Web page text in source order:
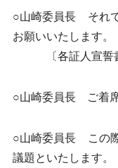
○山崎委員長 それ
お願いいたします。
〔各証人宣誓書
○山崎委員長 ご着席
○山崎委員長 この
議題といたします。